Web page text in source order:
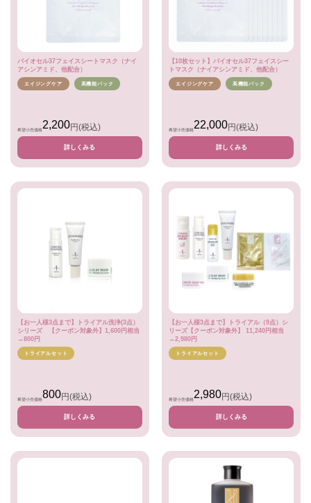
バイオセル37フェイスシートマスク（ナイ
アシンアミド、他配合）
エイジングケア 高機能パック
希望小売価格2,200円(税込)
詳しくみる
【10枚セット】バイオセル37フェイスシー
トマスク（ナイアシンアミド、他配合）
エイジングケア 高機能パック
希望小売価格22,000円(税込)
詳しくみる
【お一人様3点まで】トライアル洗浄(3点）
シリーズ 【クーポン対象外】1,600円相当
→800円
トライアルセット
希望小売価格800円(税込)
詳しくみる
【お一人様3点まで】トライアル（9点）シ
リーズ【クーポン対象外】 11,240円相当
→2,980円
トライアルセット
希望小売価格2,980円(税込)
詳しくみる